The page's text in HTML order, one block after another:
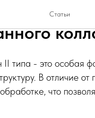
Статьи
типа - это особая
В отличие от
что